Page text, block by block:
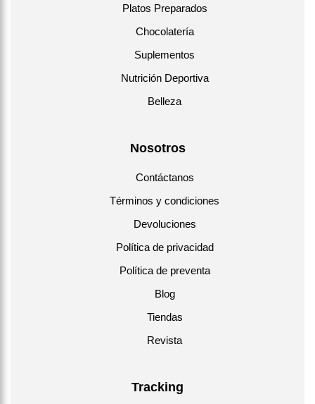
Platos Preparados
Chocolatería
Suplementos
Nutrición Deportiva
Belleza
Nosotros
Contáctanos
Términos y condiciones
Devoluciones
Política de privacidad
Política de preventa
Blog
Tiendas
Revista
Tracking